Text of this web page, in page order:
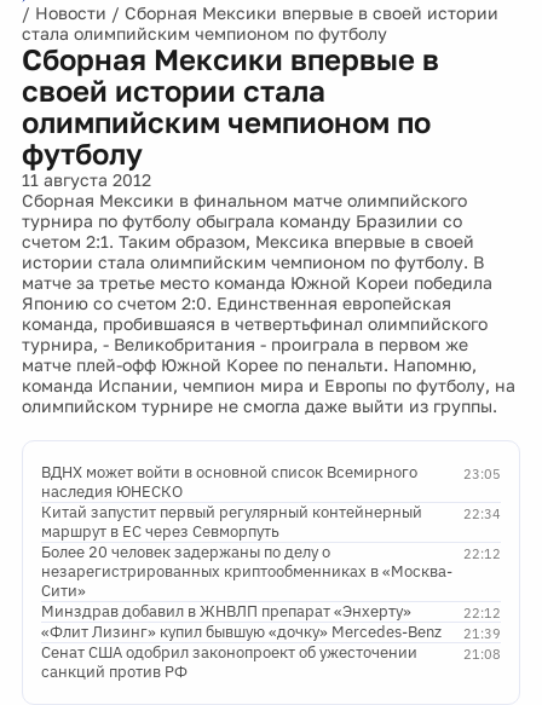
/ Новости / Сборная Мексики впервые в своей истории
стала олимпийским чемпионом по футболу
Сборная Мексики впервые в
своей истории стала
олимпийским чемпионом по
футболу
11 августа 2012
Сборная Мексики в финальном матче олимпийского
турнира по футболу обыграла команду Бразилии со
счетом 2:1. Таким образом, Мексика впервые в своей
истории стала олимпийским чемпионом по футболу. В
матче за третье место команда Южной Кореи победила
Японию со счетом 2:0. Единственная европейская
команда, пробившаяся в четвертьфинал олимпийского
турнира, - Великобритания - проиграла в первом же
матче плей-офф Южной Корее по пенальти. Напомню,
команда Испании, чемпион мира и Европы по футболу, на
олимпийском турнире не смогла даже выйти из группы.
23:05
ВДНХ может войти в основной список Всемирного
наследия ЮНЕСКО
22:34
Китай запустит первый регулярный контейнерный
маршрут в ЕС через Севморпуть
22:12
Более 20 человек задержаны по делу о
незарегистрированных криптообменниках в «Москва-
Сити»
22:12
Минздрав добавил в ЖНВЛП препарат «Энхерту»
21:39
«Флит Лизинг» купил бывшую «дочку» Mercedes-Benz
21:08
Сенат США одобрил законопроект об ужесточении
санкций против РФ